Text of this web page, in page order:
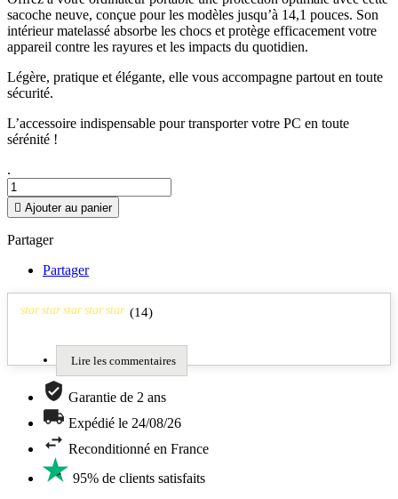
sacoche neuve, conçue pour les modèles jusqu’à 14,1 pouces. Son
intérieur matelassé absorbe les chocs et protège efficacement votre
appareil contre les rayures et les impacts du quotidien.
Légère, pratique et élégante, elle vous accompagne partout en toute
sécurité.
L’accessoire indispensable pour transporter votre PC en toute
sérénité !
.
 Ajouter au panier
Partager
Partager
star star star star star (14)
Lire les commentaires
Garantie de 2 ans
Expédié le 24/08/26
Reconditionné en France
95% de clients satisfaits